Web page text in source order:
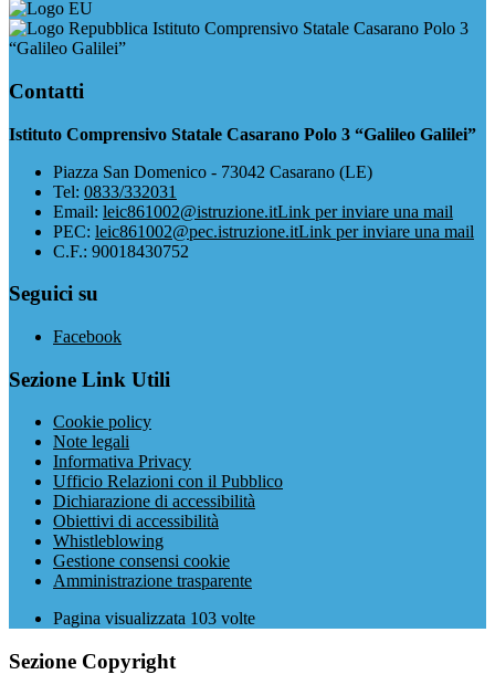
Istituto Comprensivo Statale Casarano Polo 3
“Galileo Galilei”
Contatti
Istituto Comprensivo Statale Casarano Polo 3 “Galileo Galilei”
Piazza San Domenico - 73042 Casarano (LE)
Tel: 0833/332031
Email: leic861002@istruzione.itLink per inviare una mail
PEC: leic861002@pec.istruzione.itLink per inviare una mail
C.F.: 90018430752
Seguici su
Facebook
Sezione Link Utili
Cookie policy
Note legali
Informativa Privacy
Ufficio Relazioni con il Pubblico
Dichiarazione di accessibilità
Obiettivi di accessibilità
Whistleblowing
Gestione consensi cookie
Amministrazione trasparente
Pagina visualizzata 103 volte
Sezione Copyright